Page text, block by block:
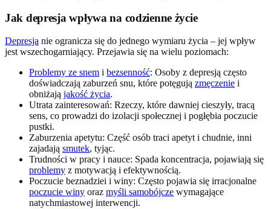
Jak depresja wpływa na codzienne życie
Depresja nie ogranicza się do jednego wymiaru życia – jej wpływ
jest wszechogarniający. Przejawia się na wielu poziomach:
Problemy ze snem i bezsenność: Osoby z depresją często
doświadczają zaburzeń snu, które potęgują zmęczenie i
obniżają jakość życia.
Utrata zainteresowań: Rzeczy, które dawniej cieszyły, tracą
sens, co prowadzi do izolacji społecznej i pogłębia poczucie
pustki.
Zaburzenia apetytu: Część osób traci apetyt i chudnie, inni
zajadają smutek, tyjąc.
Trudności w pracy i nauce: Spada koncentracja, pojawiają się
problemy z motywacją i efektywnością.
Poczucie beznadziei i winy: Często pojawia się irracjonalne
poczucie winy oraz myśli samobójcze wymagające
natychmiastowej interwencji.